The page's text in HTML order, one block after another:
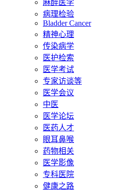
麻醉医学
病理检验
Bladder Cancer
精神心理
传染病学
医护检索
医学考试
专家访谈等
医学会议
中医
医学论坛
医药人才
眼耳鼻喉
药物相关
医学影像
专科医院
健康之路